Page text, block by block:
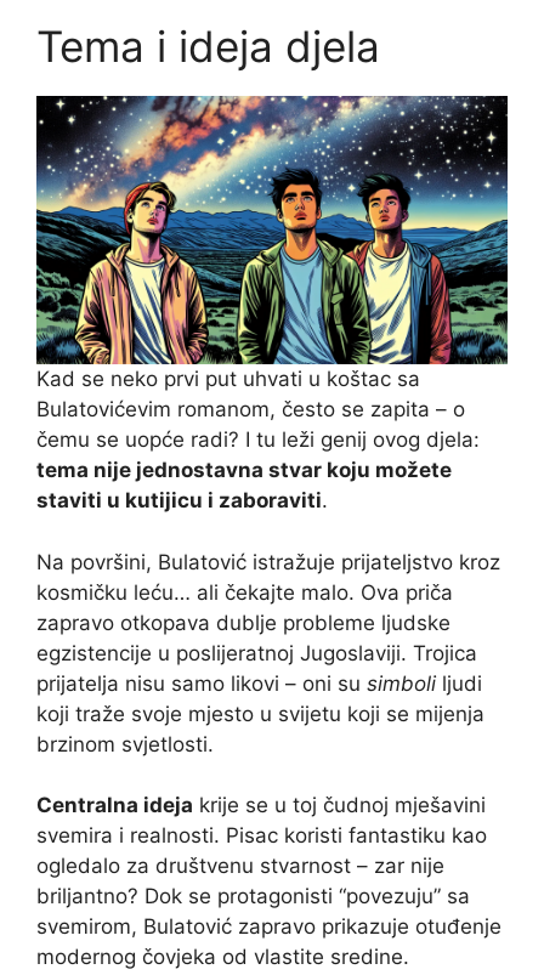
Tema i ideja djela
Kad se neko prvi put uhvati u koštac sa
Bulatovićevim romanom, često se zapita – o
čemu se uopće radi? I tu leži genij ovog djela:
tema nije jednostavna stvar koju možete
staviti u kutijicu i zaboraviti.
Na površini, Bulatović istražuje prijateljstvo kroz
kosmičku leću… ali čekajte malo. Ova priča
zapravo otkopava dublje probleme ljudske
egzistencije u poslijeratnoj Jugoslaviji. Trojica
prijatelja nisu samo likovi – oni su simboli ljudi
koji traže svoje mjesto u svijetu koji se mijenja
brzinom svjetlosti.
Centralna ideja krije se u toj čudnoj mješavini
svemira i realnosti. Pisac koristi fantastiku kao
ogledalo za društvenu stvarnost – zar nije
briljantno? Dok se protagonisti “povezuju” sa
svemirom, Bulatović zapravo prikazuje otuđenje
modernog čovjeka od vlastite sredine.